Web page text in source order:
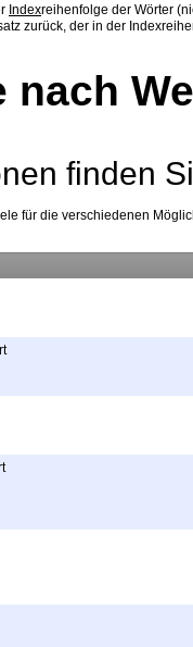
Indexreihenfolge der Wörter
zurück, der in der
nach
finden
für die verschiedenen